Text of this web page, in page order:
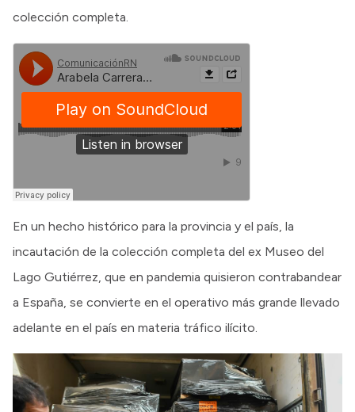
colección completa.
En un hecho histórico para la provincia y el país, la
incautación de la colección completa del ex Museo del
Lago Gutiérrez, que en pandemia quisieron contrabandear
a España, se convierte en el operativo más grande llevado
adelante en el país en materia tráfico ilícito.